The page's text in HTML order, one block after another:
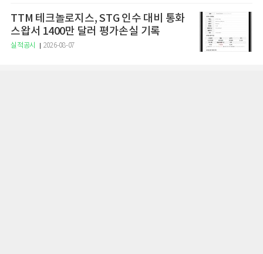
TTM 테크놀로지스, STG 인수 대비 통화
스왑서 1400만 달러 평가손실 기록
실적공시 2026-08-07